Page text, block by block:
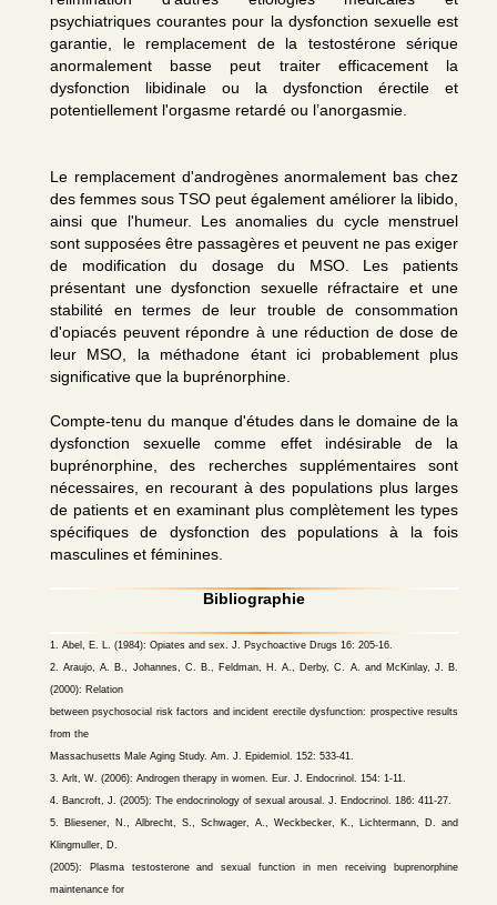
psychiatriques courantes pour la dysfonction sexuelle est
garantie, le remplacement de la testostérone sérique
anormalement basse peut traiter efficacement la
dysfonction libidinale ou la dysfonction érectile et
potentiellement l'orgasme retardé ou l’anorgasmie.
Le remplacement d'androgènes anormalement bas chez
des femmes sous TSO peut également améliorer la libido,
ainsi que l'humeur. Les anomalies du cycle menstruel
sont supposées être passagères et peuvent ne pas exiger
de modification du dosage du MSO. Les patients
présentant une dysfonction sexuelle réfractaire et une
stabilité en termes de leur trouble de consommation
d'opiacés peuvent répondre à une réduction de dose de
leur MSO, la méthadone étant ici probablement plus
significative que la buprénorphine.
Compte-tenu du manque d'études dans le domaine de la
dysfonction sexuelle comme effet indésirable de la
buprénorphine, des recherches supplémentaires sont
nécessaires, en recourant à des populations plus larges
de patients et en examinant plus complètement les types
spécifiques de dysfonction des populations à la fois
masculines et féminines.
Bibliographie
1. Abel, E. L. (1984): Opiates and sex. J. Psychoactive Drugs 16: 205-16.
2. Araujo, A. B., Johannes, C. B., Feldman, H. A., Derby, C. A. and McKinlay, J. B.
(2000): Relation
between psychosocial risk factors and incident erectile dysfunction: prospective results
from the
Massachusetts Male Aging Study. Am. J. Epidemiol. 152: 533-41.
3. Arlt, W. (2006): Androgen therapy in women. Eur. J. Endocrinol. 154: 1-11.
4. Bancroft, J. (2005): The endocrinology of sexual arousal. J. Endocrinol. 186: 411-27.
5. Bliesener, N., Albrecht, S., Schwager, A., Weckbecker, K., Lichtermann, D. and
Klingmuller, D.
(2005): Plasma testosterone and sexual function in men receiving buprenorphine
maintenance for